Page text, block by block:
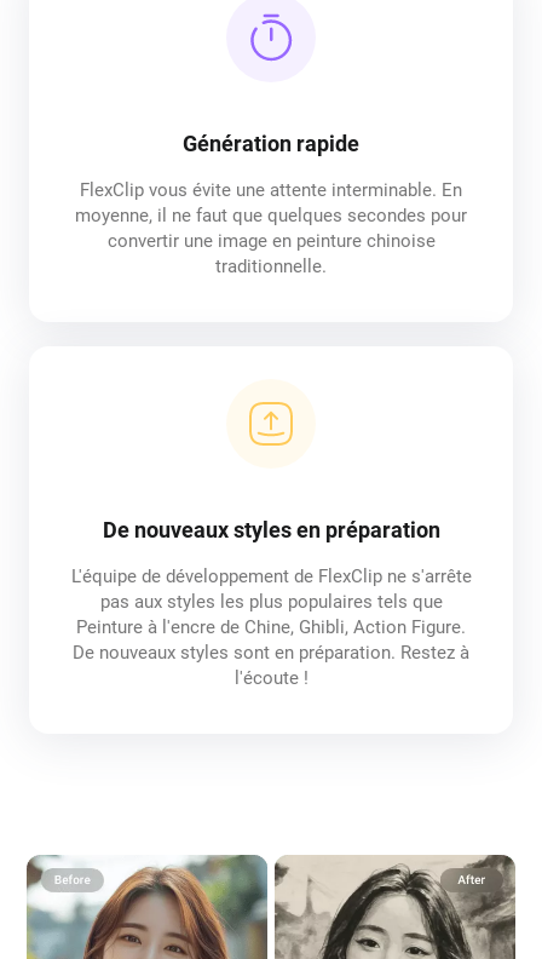
Génération rapide
FlexClip vous évite une attente interminable. En
moyenne, il ne faut que quelques secondes pour
convertir une image en peinture chinoise
traditionnelle.
De nouveaux styles en préparation
L'équipe de développement de FlexClip ne s'arrête
pas aux styles les plus populaires tels que
Peinture à l'encre de Chine, Ghibli, Action Figure.
De nouveaux styles sont en préparation. Restez à
l'écoute !